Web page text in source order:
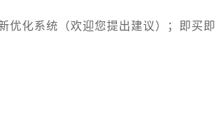
优化系统（欢迎您提出建议）；即买即